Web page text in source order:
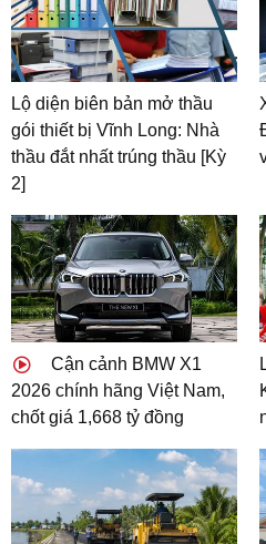
Lộ diện biên bản mở thầu
gói thiết bị Vĩnh Long: Nhà
thầu đắt nhất trúng thầu [Kỳ
2]
Cận cảnh BMW X1
2026 chính hãng Việt Nam,
chốt giá 1,668 tỷ đồng